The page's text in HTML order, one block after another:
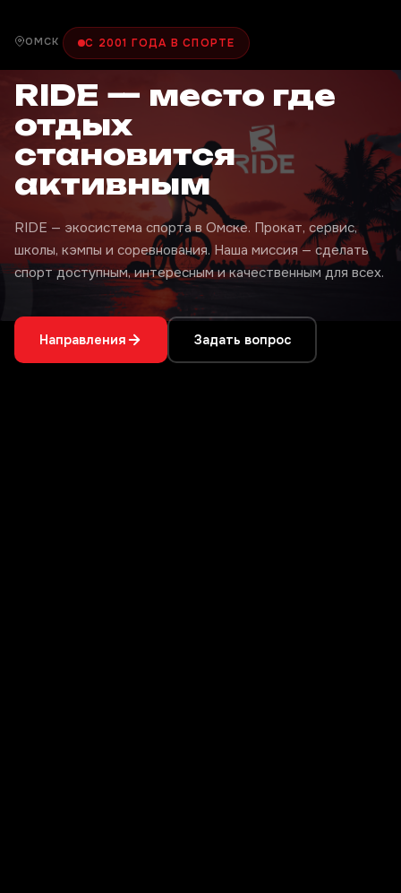
ОМСК С 2001 ГОДА В СПОРТЕ
RIDE — место где
отдых
становится
активным
RIDE — экосистема спорта в Омске. Прокат, сервис,
школы, кэмпы и соревнования. Наша миссия — сделать
спорт доступным, интересным и качественным для всех.
Направления Задать вопрос